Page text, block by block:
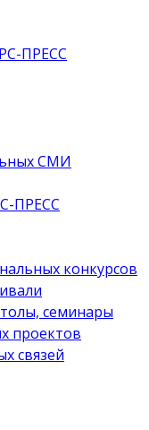
ПРЕСС
СМИ
ПРЕСС
конкурсов
семинары
проектов
связей